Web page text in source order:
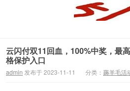
云闪付双11回血，100%中奖，最
格保护入口
admin 发布于 2023-11-11 分类： 薅羊毛活